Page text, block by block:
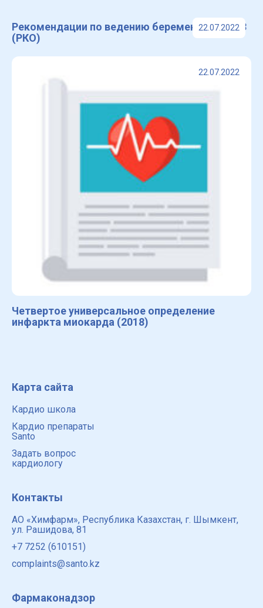
22.07.2022
Рекомендации по ведению беременных с ССЗ
(РКО)
22.07.2022
Четвертое универсальное определение
инфаркта миокарда (2018)
Карта сайта
Кардио школа
Кардио препараты
Santo
Задать вопрос
кардиологу
Контакты
АО «Химфарм», Республика Казахстан, г. Шымкент,
ул. Рашидова, 81
+7 7252 (610151)
complaints@santo.kz
Фармаконадзор